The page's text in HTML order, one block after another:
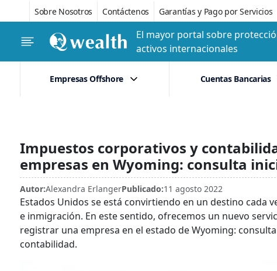
Sobre Nosotros Contáctenos Garantías y Pago por Servicios
El mayor portal sobre
activos internacionales
Empresas Offshore Cuentas Bancarias
Impuestos corporativos y
empresas en Wyoming: consulta
Autor:Alexandra ErlangerPublicado:11 agosto 2022
Estados Unidos se está convirtiendo en un destino cada
e inmigración. En este sentido, ofrecemos un nuevo
registrar una empresa en el estado de Wyoming:
contabilidad.